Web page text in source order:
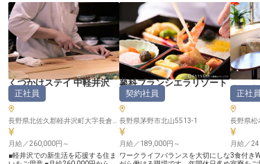
くつかけステイ 中軽井沢
（和食）
正社員
月給／260,000円～
■軽井沢での新生活を応援する住ま
蓼科ブランシエラリゾート
（和食）
契約社員
長野県茅野市北山5513-1
月給／189,000円～
ワークライフバランスを大切にしな
大正池
正社員
長野県松
月給／
3食付き